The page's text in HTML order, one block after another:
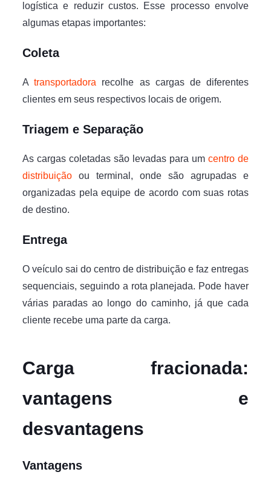
logística e reduzir custos. Esse processo envolve
algumas etapas importantes:
Coleta
Atransportadora recolhe as cargas de diferentes
clientes em seus respectivos locais de origem.
Triagem e Separação
As cargas coletadas são levadas para um centro de
distribuiçãoou terminal, onde são agrupadas e
organizadas pela equipe de acordo com suas rotas
de destino.
Entrega
O veículo sai do centro de distribuição e faz entregas
sequenciais, seguindo a rota planejada. Pode haver
várias paradas ao longo do caminho, já que cada
cliente recebe uma parte da carga.
Carga fracionada:
vantagens e
desvantagens
Vantagens